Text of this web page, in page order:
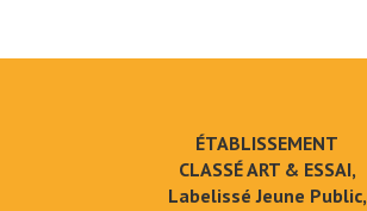
ÉTABLISSEMENT
CLASSÉ ART & ESSAI,
Labelissé Jeune Public,